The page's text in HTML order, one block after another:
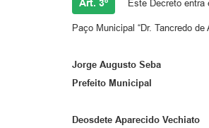
Art. 3º Este
Paço Municipal “Dr. Tancredo
Jorge Augusto Seba
Prefeito Municipal
Deosdete Aparecido Vechiato